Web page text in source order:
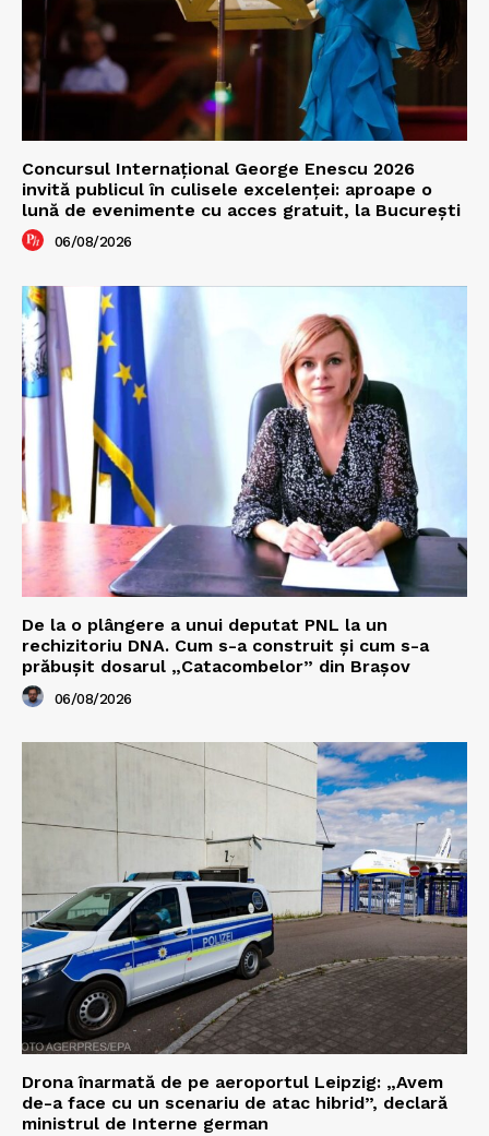
Concursul Internațional George Enescu 2026
invită publicul în culisele excelenței: aproape o
lună de evenimente cu acces gratuit, la București
06/08/2026
De la o plângere a unui deputat PNL la un
rechizitoriu DNA. Cum s-a construit și cum s-a
prăbușit dosarul „Catacombelor” din Brașov
06/08/2026
Drona înarmată de pe aeroportul Leipzig: „Avem
de-a face cu un scenariu de atac hibrid”, declară
ministrul de Interne german